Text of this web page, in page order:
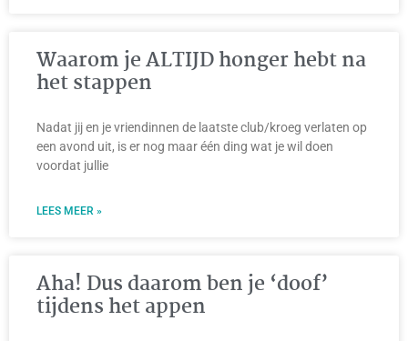
Waarom je ALTIJD honger hebt na
het stappen
Nadat jij en je vriendinnen de laatste club/kroeg verlaten op
een avond uit, is er nog maar één ding wat je wil doen
voordat jullie
LEES MEER »
Aha! Dus daarom ben je ‘doof’
tijdens het appen